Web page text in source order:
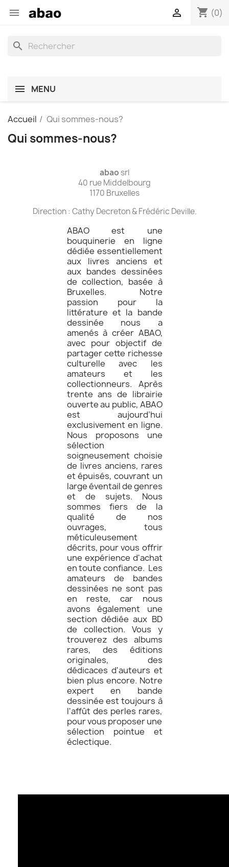
 shopping_cart (0)

search
MENU
Accueil Qui sommes-nous?
Qui sommes-nous?
abao srl
40 rue Middelbourg
1170 Bruxelles
Direction : Cathy Decreton & Frédéric Deville.
ABAO est une
bouquinerie en ligne
dédiée essentiellement
aux livres anciens et
aux bandes dessinées
de collection, basée à
Bruxelles. Notre
passion pour la
littérature et la bande
dessinée nous a
amenés à créer ABAO,
avec pour objectif de
partager cette richesse
culturelle avec les
amateurs et les
collectionneurs. Après
trente ans de librairie
ouverte au public, ABAO
est aujourd’hui
exclusivement en ligne.
Nous proposons une
sélection
soigneusement choisie
de livres anciens, rares
et épuisés, couvrant un
large éventail de genres
et de sujets. Nous
sommes fiers de la
qualité de nos
ouvrages, tous
méticuleusement
décrits, pour vous offrir
une expérience d'achat
en toute confiance. Les
amateurs de bandes
dessinées ne sont pas
en reste, car nous
avons également une
section dédiée aux BD
de collection. Vous y
trouverez des albums
rares, des éditions
originales, des
dédicaces d'auteurs et
bien plus encore. Notre
expert en bande
dessinée est toujours à
l'affût des perles rares,
pour vous proposer une
sélection pointue et
éclectique.